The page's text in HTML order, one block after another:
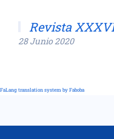
Revista
28 Junio 2020
FaLang translation system by Faboba